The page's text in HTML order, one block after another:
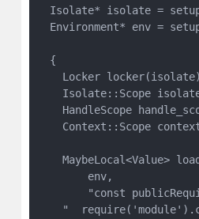
Isolate* isolate =
Environment* env =
  {
Locker
Isolate::Scope
HandleScope
Context::Scope
MaybeLocal<Value>
        env,
"const
"